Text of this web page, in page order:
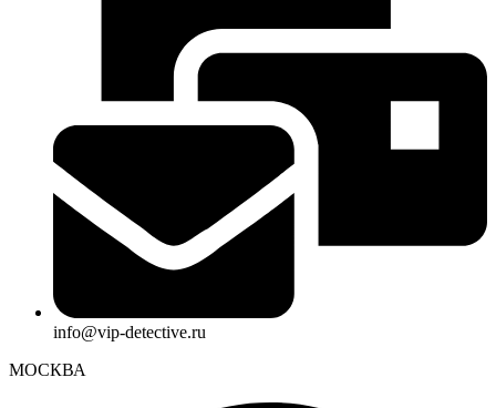
info@vip-detective.ru
МОСКВА